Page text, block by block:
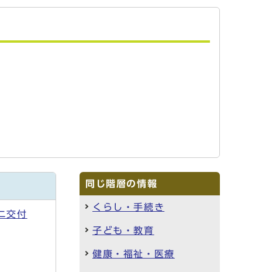
交付
同じ階層の情報
くらし・手続き
子ども・教育
健康・福祉・医療